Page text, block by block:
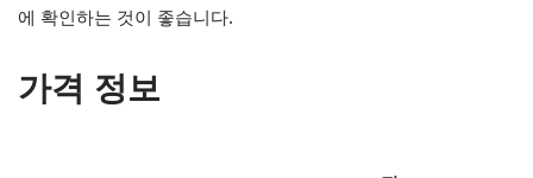
에 확인하는 것이 좋습니다.
가격 정보